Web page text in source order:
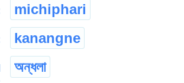
michiphari
kanangne
অন্ধলা